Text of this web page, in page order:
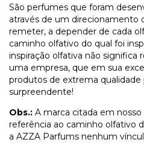
São perfumes que foram
através de um direcionamento
remeter, a depender de cada
caminho olfativo do qual foi
inspiração olfativa não significa
uma empresa, que em sua
produtos de extrema qualidade
surpreendente!
Obs.: A marca citada em
referência ao caminho olfativo
a AZZA Parfums nenhum